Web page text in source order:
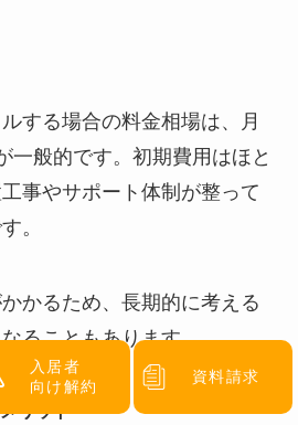
する場合の料金相場は、月
一般的です。初期費用はほと
事やサポート体制が整って
。
かるため、長期的に考える
ることもあります。
リット
入居者
向け解約
資料請求